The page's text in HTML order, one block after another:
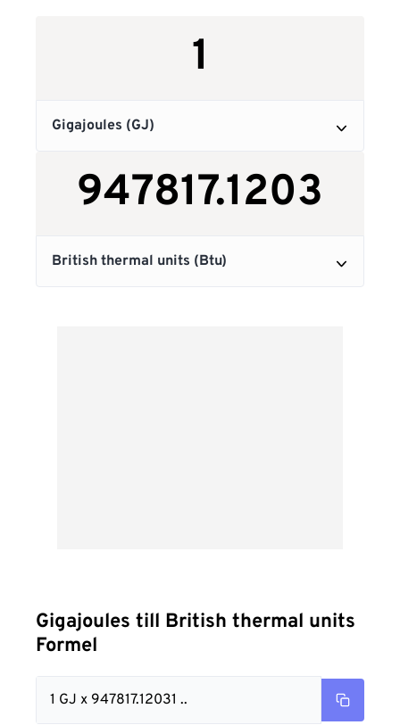
Gigajoules till British thermal units
Formel
1 GJ x 947817.12031 ..